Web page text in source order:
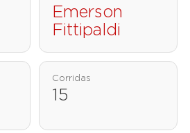
Emerson
Fittipaldi
Corridas
15